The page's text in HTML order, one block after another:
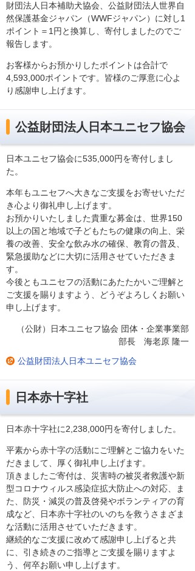
財団法人日本補助犬協会、公益財団法人世界自
然保護基金ジャパン（WWFジャパン）に対し1
ポイント＝1円と換算し、寄付しましたのでご
報告します。
お客様からお預かりしたポイントは合計で
4,593,000ポイントです。皆様のご厚意に心よ
り感謝申し上げます。
公益財団法人日本ユニセフ協会
日本ユニセフ協会に535,000円を寄付しまし
た。
本年もユニセフへ大きなご支援をお寄せいただ
き心より御礼申し上げます。
お預かりいたしました貴重な募金は、世界150
以上の国と地域で子どもたちの健康の向上、栄
養の改善、安全な飲み水の確保、教育の普及、
緊急援助などに大切に活用させていただきま
す。
今後ともユニセフの活動にあたたかいご理解と
ご支援を賜りますよう、どうぞよろしくお願い
申し上げます。
（公財）日本ユニセフ協会 団体・企業事業部
部長 海老原 隆一
公益財団法人日本ユニセフ協会
日本赤十字社
日本赤十字社に2,238,000円を寄付しました。
平素から赤十字の活動にご理解とご協力をいた
だきまして、厚く御礼申し上げます。
頂きましたご寄付は、災害時の被災者救護や新
型コロナウィルス感染症拡大防止への対応、ま
た、防災・減災の普及啓発やボランティアの育
成など、日本赤十字社のいのちを救うさまざま
な活動に活用させていただきます。
継続的なご支援に改めて感謝申し上げると共
に、引き続きのご指導とご支援を賜りますよ
う、何卒お願い申し上げます。